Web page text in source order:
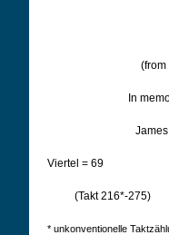
(from
In
Viertel = 69
(Takt 216*-275)
* unkonventionelle